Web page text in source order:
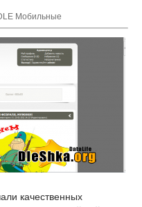
Мобильные
качественных